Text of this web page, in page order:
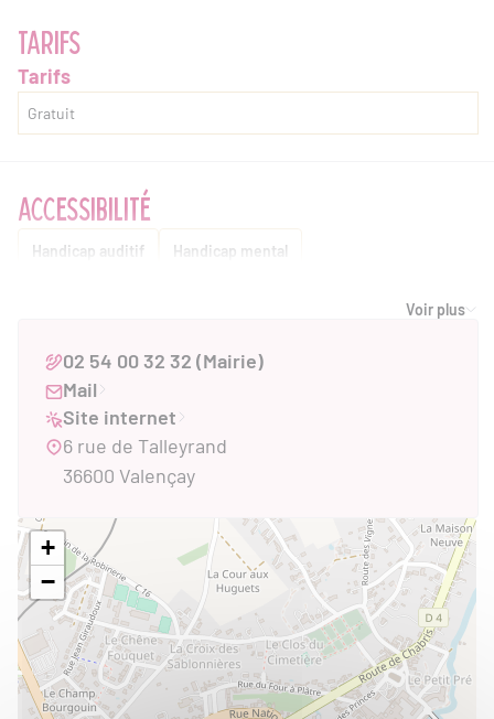
TARIFS
Tarifs
Gratuit
ACCESSIBILITÉ
Handicap auditif Handicap mental
Voir plus
02 54 00 32 32 (Mairie)
Mail
Site internet
6 rue de Talleyrand
36600 Valençay
+
−